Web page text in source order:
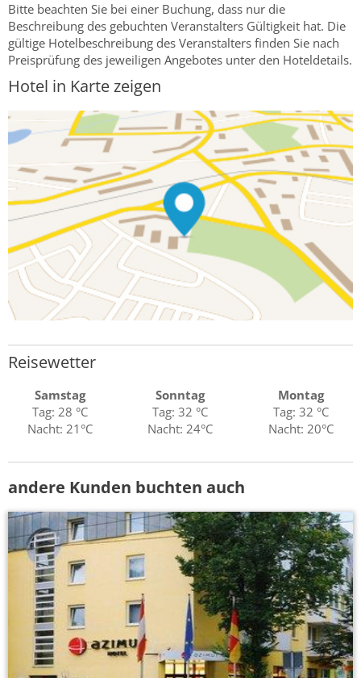
Bitte beachten Sie bei einer Buchung, dass nur die
Beschreibung des gebuchten Veranstalters Gültigkeit hat. Die
gültige Hotelbeschreibung des Veranstalters finden Sie nach
Preisprüfung des jeweiligen Angebotes unter den Hoteldetails.
Hotel in Karte zeigen
Reisewetter
Samstag
Tag: 28 °C
Nacht: 21°C
Sonntag
Tag: 32 °C
Nacht: 24°C
Montag
Tag: 32 °C
Nacht: 20°C
andere Kunden buchten auch